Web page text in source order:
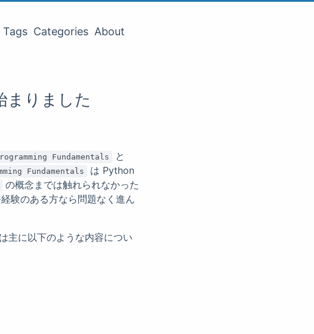
Tags Categories About
りました
Fundamentals と
Fundamentals
は Python
の概念までは触れられなかった
験のある方なら問題なく進ん
主に以下のような内容につい